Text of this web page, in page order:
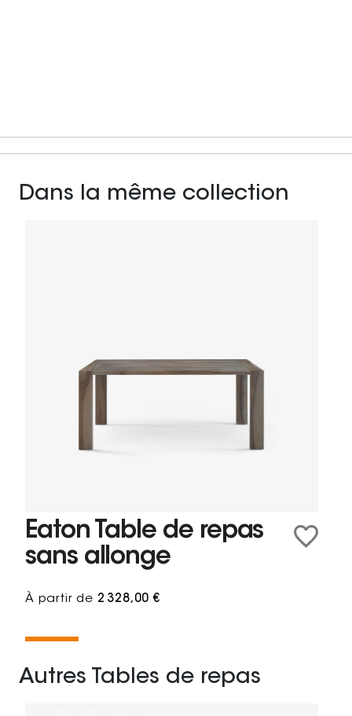
Dans la même collection
Eaton Table de repas
sans allonge
À partir de 2 328,00 €
Autres Tables de repas